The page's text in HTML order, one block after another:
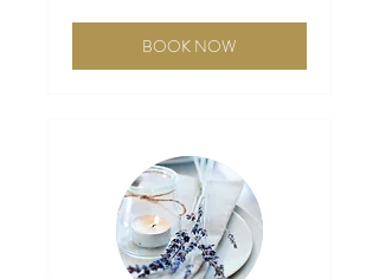
ル
BOOK NOW